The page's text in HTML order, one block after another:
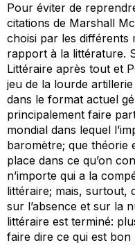
Pour éviter de
citations de Marshall
choisi par les différents
rapport à la littérature.
Littéraire après tout et
jeu de la lourde
dans le format actuel
principalement faire
mondial dans lequel
baromètre; que théorie
place dans ce qu’on
n’importe qui a la
littéraire; mais, surtout,
sur l’absence et sur la
littéraire est terminé:
faire dire ce qui est bon